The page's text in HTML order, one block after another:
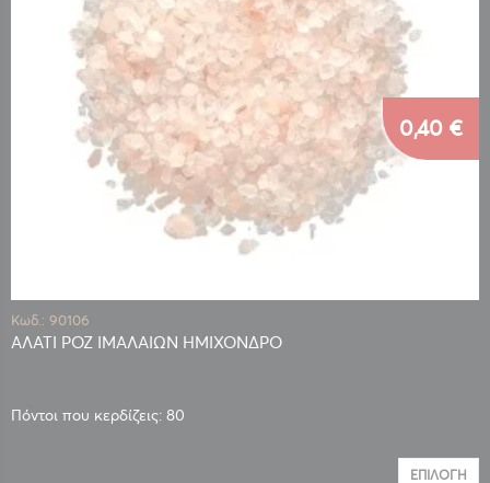
Κωδ.: 90106
ΑΛΑΤΙ ΡΟΖ ΙΜΑΛΑΙΩΝ ΗΜΙΧΟΝΔΡΟ
Πόντοι που κερδίζεις: 80
0,40 €
ΕΠΙΛΟΓΉ